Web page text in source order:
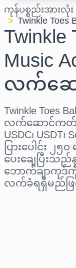
ကုန်ပစ္စည်းအားလုံး
Twinkle Toes
Twinkle
Music
လက်ဆ
Twinkle Toes
လက်ဆောင်ကတ်မျ
USDC၊ USDT
ပြားပေါင်း ၂
ပေးချေပြီး
ဘောက်ချာကုဒ်
လက်ခံရရှိမည်ဖ